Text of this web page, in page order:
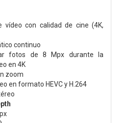
vídeo con calidad de cine (4K,
continuo
fotos de 8 Mpx durante la
en 4K
zoom
en formato HEVC y H.264